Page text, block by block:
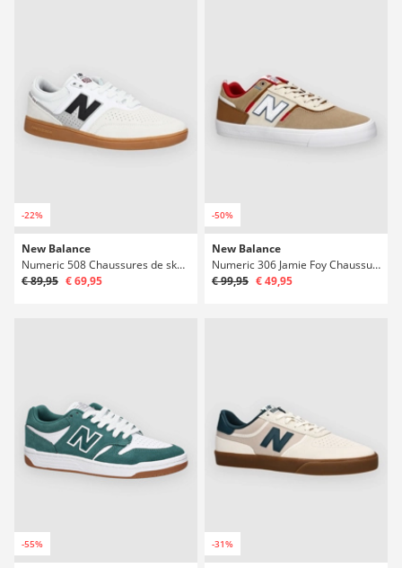
-22%
New Balance
Numeric 508 Chaussures de skate
€ 89,95 € 69,95
-50%
New Balance
Numeric 306 Jamie Foy Chaussures de skate
€ 99,95 € 49,95
-55% -31%